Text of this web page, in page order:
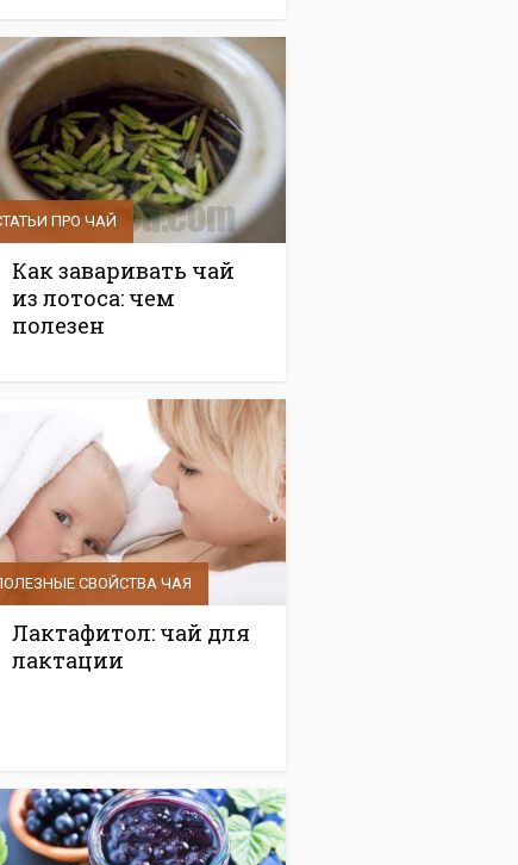
ПРО ЧАЙ
Как заваривать чай
из лотоса: чем
полезен
СВОЙСТВА ЧАЯ
Лактафитол: чай для
лактации